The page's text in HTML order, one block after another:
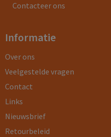
Contacteer ons
Informatie
Over ons
Veelgestelde vragen
Contact
Links
Nieuwsbrief
Retourbeleid